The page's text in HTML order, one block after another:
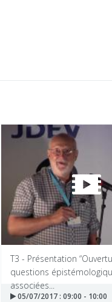
T3 - Présentation
questions
associées...
05/07/2017 : 09:00 - 10:00